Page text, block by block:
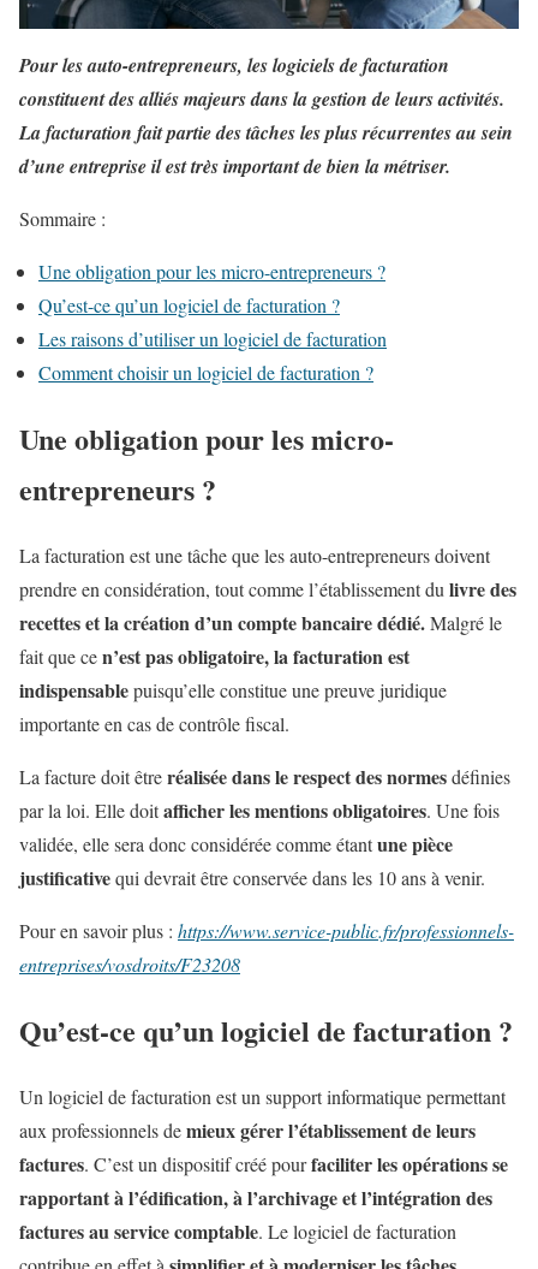
Pour les auto-entrepreneurs, les logiciels de facturation
constituent des alliés majeurs dans la gestion de leurs activités.
La facturation fait partie des tâches les plus récurrentes au sein
d’une entreprise il est très important de bien la métriser.
Sommaire :
Une obligation pour les micro-entrepreneurs ?
Qu’est-ce qu’un logiciel de facturation ?
Les raisons d’utiliser un logiciel de facturation
Comment choisir un logiciel de facturation ?
Une obligation pour les micro-
entrepreneurs ?
La facturation est une tâche que les auto-entrepreneurs doivent
prendre en considération, tout comme l’établissement du livre des
recettes et la création d’un compte bancaire dédié.Malgré le
fait que cen’est pas obligatoire, la facturation est
indispensablepuisqu’elle constitue une preuve juridique
importante en cas de contrôle fiscal.
La facture doit êtreréalisée dans le respect des normesdéfinies
par la loi. Elle doitafficher les mentions obligatoires. Une fois
validée, elle sera donc considérée comme étantune pièce
justificativequi devrait être conservée dans les 10 ans à venir.
Pour en savoir plus : https://www.service-public.fr/professionnels-
entreprises/vosdroits/F23208
Qu’est-ce qu’un logiciel de facturation ?
Un logiciel de facturation est un support informatique permettant
aux professionnels demieux gérer l’établissement de leurs
factures. C’est un dispositif créé pourfaciliter les opérations se
rapportant à l’édification, à l’archivage et l’intégration des
factures au service comptable. Le logiciel de facturation